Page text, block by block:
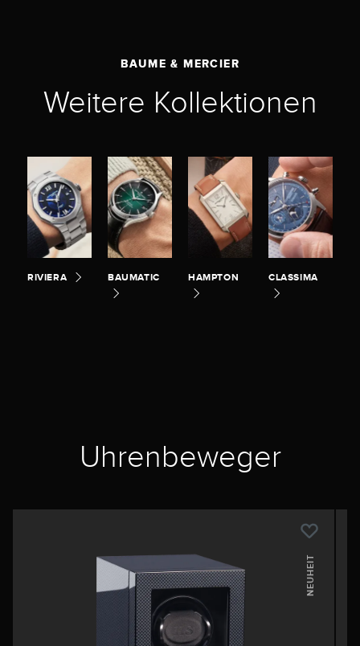
BAUME & MERCIER
Weitere Kollektionen
RIVIERA BAUMATIC HAMPTON CLASSIMA
Uhrenbeweger
NEUHEIT